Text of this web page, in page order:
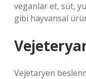
veganlar et, süt,
gibi hayvansal
Vejetaryen